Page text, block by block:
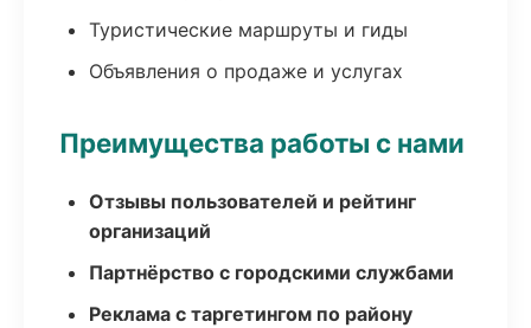
Туристические маршруты и гиды
Объявления о продаже и услугах
Преимущества работы с нами
Отзывы пользователей и рейтинг
организаций
Партнёрство с городскими службами
Реклама с таргетингом по району